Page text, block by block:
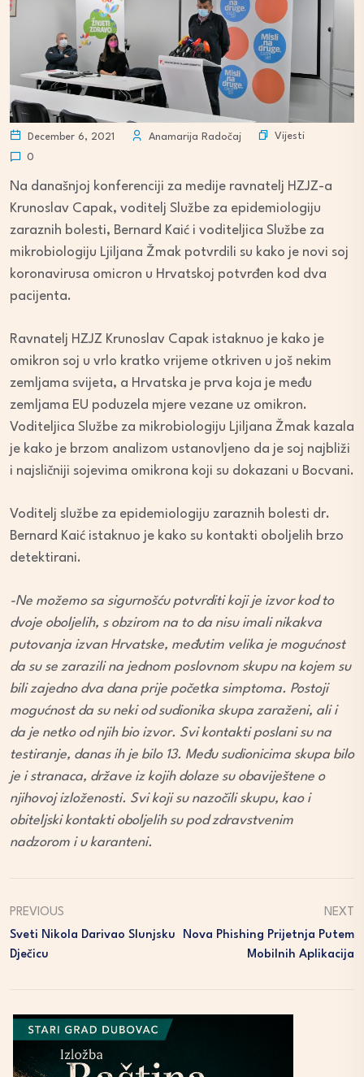
December 6, 2021 Anamarija Radočaj
Vijesti
0
Na današnjoj konferenciji za medije ravnatelj HZJZ-a
Krunoslav Capak, voditelj Službe za epidemiologiju
zaraznih bolesti, Bernard Kaić i voditeljica Službe za
mikrobiologiju Ljiljana Žmak potvrdili su kako je novi soj
koronavirusa omicron u Hrvatskoj potvrđen kod dva
pacijenta.
Ravnatelj HZJZ Krunoslav Capak istaknuo je kako je
omikron soj u vrlo kratko vrijeme otkriven u još nekim
zemljama svijeta, a Hrvatska je prva koja je među
zemljama EU poduzela mjere vezane uz omikron.
Voditeljica Službe za mikrobiologiju Ljiljana Žmak kazala
je kako je brzom analizom ustanovljeno da je soj najbliži
i najsličniji sojevima omikrona koji su dokazani u Bocvani.
Voditelj službe za epidemiologiju zaraznih bolesti dr.
Bernard Kaić istaknuo je kako su kontakti oboljelih brzo
detektirani.
-Ne možemo sa sigurnošću potvrditi koji je izvor kod to
dvoje oboljelih, s obzirom na to da nisu imali nikakva
putovanja izvan Hrvatske, međutim velika je mogućnost
da su se zarazili na jednom poslovnom skupu na kojem su
bili zajedno dva dana prije početka simptoma. Postoji
mogućnost da su neki od sudionika skupa zaraženi, ali i
da je netko od njih bio izvor. Svi kontakti poslani su na
testiranje, danas ih je bilo 13. Među sudionicima skupa bilo
je i stranaca, države iz kojih dolaze su obaviještene o
njihovoj izloženosti. Svi koji su nazočili skupu, kao i
obiteljski kontakti oboljelih su pod zdravstvenim
nadzorom i u karanteni.
PREVIOUS
Sveti Nikola Darivao Slunjsku
Dječicu
NEXT
Nova Phishing Prijetnja Putem
Mobilnih Aplikacija